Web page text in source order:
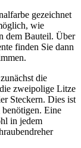
gezeichnet
wie
dem Bauteil. Über
finden Sie dann
die
zweipolige Litze
Steckern. Dies ist
Eine
in jedem